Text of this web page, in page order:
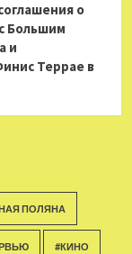
о
Большим
и
Террае в
ПОЛЯНА
#КИНО